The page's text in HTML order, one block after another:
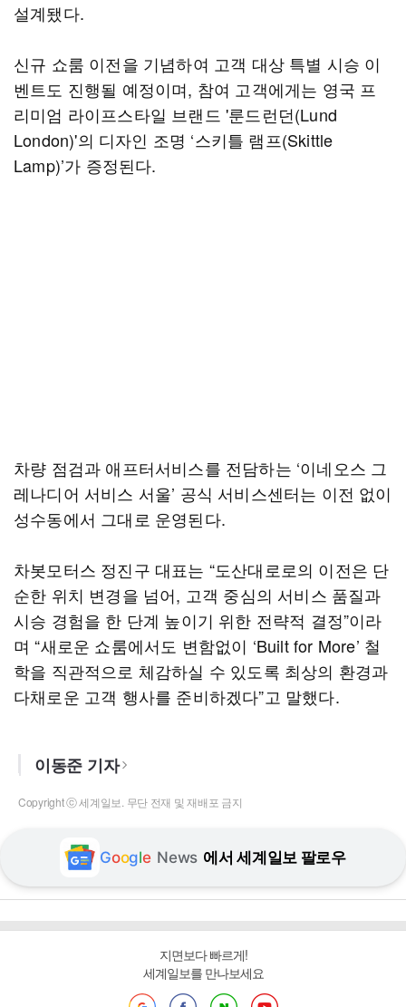
설계됐다.
신규 쇼룸 이전을 기념하여 고객 대상 특별 시승 이
벤트도 진행될 예정이며, 참여 고객에게는 영국 프
리미엄 라이프스타일 브랜드 '룬드런던(Lund
London)'의 디자인 조명 ‘스키틀 램프(Skittle
Lamp)’가 증정된다.
차량 점검과 애프터서비스를 전담하는 ‘이네오스 그
레나디어 서비스 서울’ 공식 서비스센터는 이전 없이
성수동에서 그대로 운영된다.
차봇모터스 정진구 대표는 “도산대로로의 이전은 단
순한 위치 변경을 넘어, 고객 중심의 서비스 품질과
시승 경험을 한 단계 높이기 위한 전략적 결정”이라
며 “새로운 쇼룸에서도 변함없이 ‘Built for More’ 철
학을 직관적으로 체감하실 수 있도록 최상의 환경과
다채로운 고객 행사를 준비하겠다”고 말했다.
이동준 기자
Copyright ⓒ 세계일보. 무단 전재 및 재배포 금지
Google News 에서 세계일보 팔로우
지면보다 빠르게!
세계일보를 만나보세요